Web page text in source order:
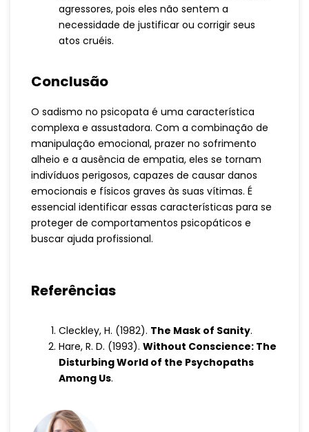
agressores, pois eles não sentem a
necessidade de justificar ou corrigir seus
atos cruéis.
Conclusão
O sadismo no psicopata é uma característica
complexa e assustadora. Com a combinação de
manipulação emocional, prazer no sofrimento
alheio e a ausência de empatia, eles se tornam
indivíduos perigosos, capazes de causar danos
emocionais e físicos graves às suas vítimas. É
essencial identificar essas características para se
proteger de comportamentos psicopáticos e
buscar ajuda profissional.
Referências
Cleckley, H. (1982). The Mask of Sanity.
Hare, R. D. (1993). Without Conscience: The
Disturbing World of the Psychopaths
Among Us.